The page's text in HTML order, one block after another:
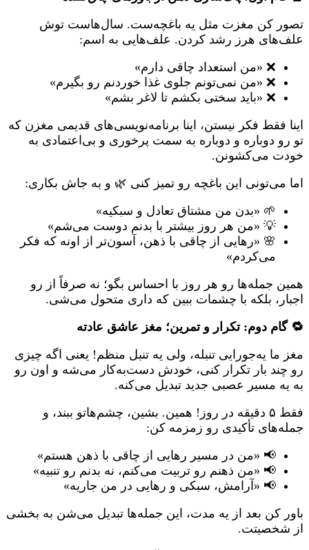
تصور کن مغزت مثل یه باغچه‌ست. سال‌هاست توش
علف‌های هرز رشد کردن. علف‌هایی به اسم:
❌ «من استعداد چاقی دارم»
❌ «من نمی‌تونم جلوی غذا خوردنم رو بگیرم»
❌ «باید سختی بکشم تا لاغر بشم»
اینا فقط فکر نیستن، اینا برنامه‌نویسی‌های قدیمی مغزن که
تو رو دوباره و دوباره به سمت پرخوری و بی‌اعتمادی به
خودت می‌کشونن.
اما می‌تونی این باغچه رو تمیز کنی 🌿 و به جاش بکاری:
🌱 «بدن من مشتاق تعادل و سبکیه»
💡 «من هر روز بیشتر با بدنم دوست می‌شم»
🌸 «رهایی از چاقی با ذهن، آسون‌تر از اونه که فکر
می‌کردم»
همین جمله‌ها رو هر روز با احساس بگو؛ نه صرفاً از رو
اجبار، بلکه با چشمات ببین که داری متحول می‌شی.
🔁 گام دوم: تکرار و تمرین؛ مغز عاشق عادته
مغز ما یه‌جورایی تنبله، ولی یه تنبل منظم! یعنی اگه چیزی
رو چند بار تکرار کنی، خودش دست‌به‌کار می‌شه و اون رو
به یه مسیر عصبی جدید تبدیل می‌کنه.
فقط ۵ دقیقه در روز! همین. بشین، چشم‌هاتو ببند، و
جمله‌های تأکیدی رو زمزمه کن:
📢 «من در مسیر رهایی از چاقی با ذهن هستم»
📢 «من ذهنم رو تربیت می‌کنم، نه بدنم رو تنبیه»
📢 «آرامش، سبکی و رهایی در من جاریه»
باور کن بعد از یه مدت، این جمله‌ها تبدیل می‌شن به بخشی
از شخصیتت.